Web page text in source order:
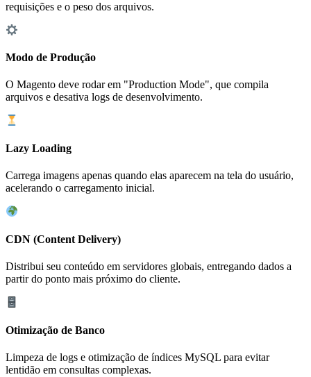
requisições e o peso dos arquivos.
Modo de Produção
O Magento deve rodar em "Production Mode", que compila
arquivos e desativa logs de desenvolvimento.
Lazy Loading
Carrega imagens apenas quando elas aparecem na tela do usuário,
acelerando o carregamento inicial.
CDN (Content Delivery)
Distribui seu conteúdo em servidores globais, entregando dados a
partir do ponto mais próximo do cliente.
Otimização de Banco
Limpeza de logs e otimização de índices MySQL para evitar
lentidão em consultas complexas.